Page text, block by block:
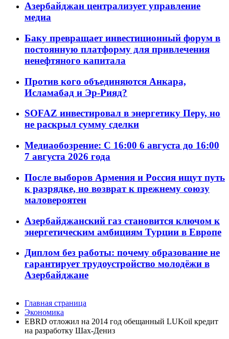
Азербайджан централизует управление
медиа
Баку превращает инвестиционный форум в
постоянную платформу для привлечения
ненефтяного капитала
Против кого объединяются Анкара,
Исламабад и Эр-Рияд?
SOFAZ инвестировал в энергетику Перу, но
не раскрыл сумму сделки
Медиаобозрение: С 16:00 6 августа до 16:00
7 августа 2026 года
После выборов Армения и Россия ищут путь
к разрядке, но возврат к прежнему союзу
маловероятен
Азербайджанский газ становится ключом к
энергетическим амбициям Турции в Европе
Диплом без работы: почему образование не
гарантирует трудоустройство молодёжи в
Азербайджане
Главная страница
Экономика
EBRD отложил на 2014 год обещанный LUKoil кредит
на разработку Шах-Дениз